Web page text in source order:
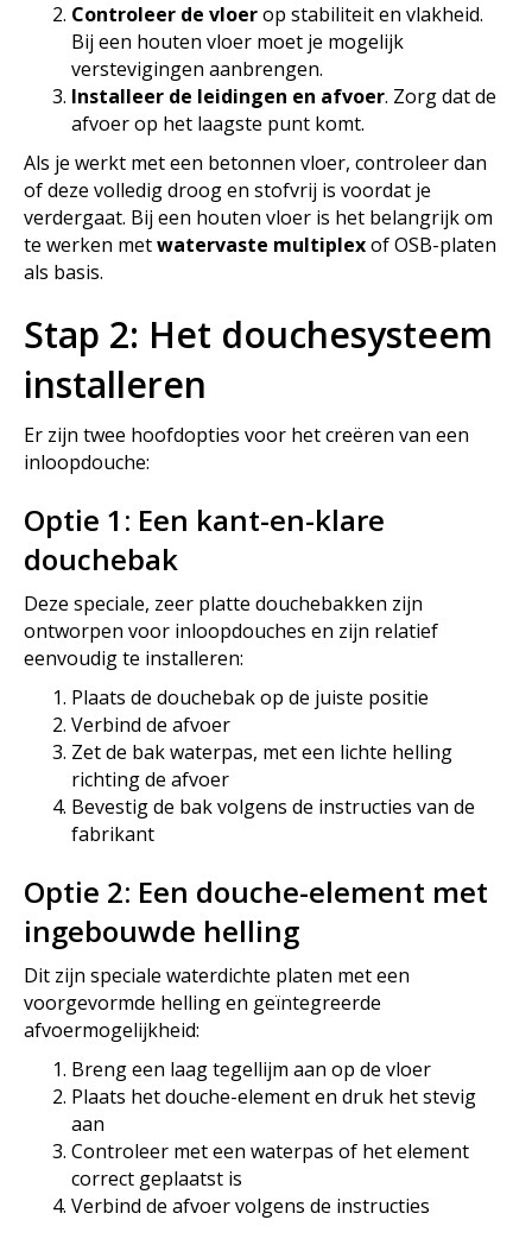
Controleer de vloerop stabiliteit en vlakheid.
Bij een houten vloer moet je mogelijk
verstevigingen aanbrengen.
Installeer de leidingen en afvoer. Zorg dat de
afvoer op het laagste punt komt.
Als je werkt met een betonnen vloer, controleer dan
of deze volledig droog en stofvrij is voordat je
verdergaat. Bij een houten vloer is het belangrijk om
te werken metwatervaste multiplexof OSB-platen
als basis.
Stap 2: Het douchesysteem
installeren
Er zijn twee hoofdopties voor het creëren van een
inloopdouche:
Optie 1: Een kant-en-klare
douchebak
Deze speciale, zeer platte douchebakken zijn
ontworpen voor inloopdouches en zijn relatief
eenvoudig te installeren:
Plaats de douchebak op de juiste positie
Verbind de afvoer
Zet de bak waterpas, met een lichte helling
richting de afvoer
Bevestig de bak volgens de instructies van de
fabrikant
Optie 2: Een douche-element met
ingebouwde helling
Dit zijn speciale waterdichte platen met een
voorgevormde helling en geïntegreerde
afvoermogelijkheid:
Breng een laag tegellijm aan op de vloer
Plaats het douche-element en druk het stevig
aan
Controleer met een waterpas of het element
correct geplaatst is
Verbind de afvoer volgens de instructies